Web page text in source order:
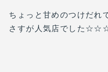
ちょっと甘めのつけだれ
さすが人気店でした